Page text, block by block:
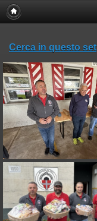
Cerca in questo set